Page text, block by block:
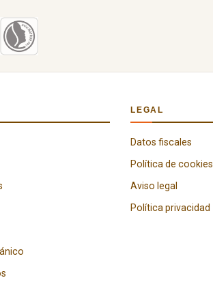
LEGAL
Datos fiscales
Política de cookies
Aviso legal
Política privacidad